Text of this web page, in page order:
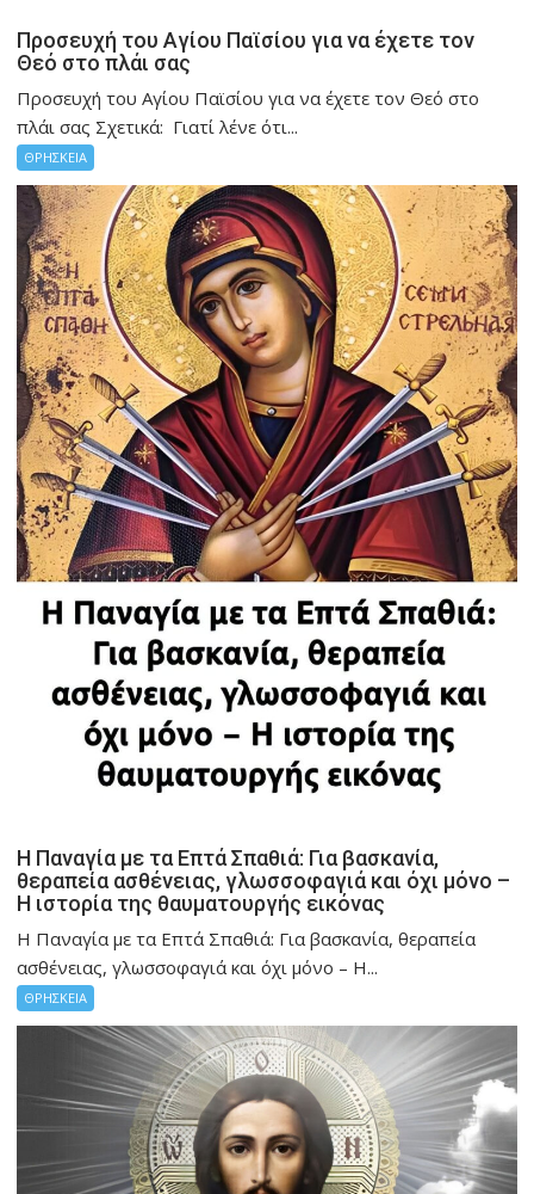
Προσευχή του Αγίου Παϊσίου για να έχετε τον
Θεό στο πλάι σας
Προσευχή του Αγίου Παϊσίου για να έχετε τον Θεό στο
πλάι σας Σχετικά: Γιατί λένε ότι...
ΘΡΗΣΚΕΙΑ
Η Παναγία με τα Επτά Σπαθιά: Για βασκανία,
θεραπεία ασθένειας, γλωσσοφαγιά και όχι μόνο –
Η ιστορία της θαυματουργής εικόνας
Η Παναγία με τα Επτά Σπαθιά: Για βασκανία, θεραπεία
ασθένειας, γλωσσοφαγιά και όχι μόνο – Η...
ΘΡΗΣΚΕΙΑ